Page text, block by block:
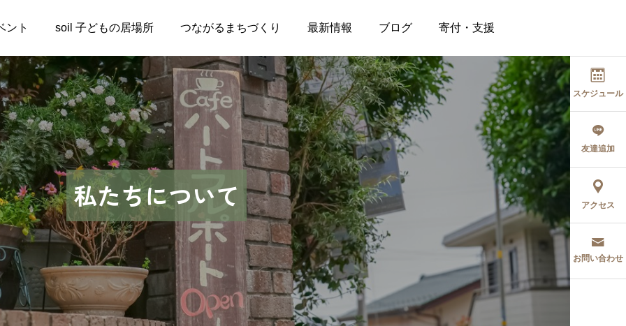
ント soil 子どもの居場所 つながるまちづくり 最新情報 ブログ 寄付・支援
スケジュール
友達追加
アクセス
お問い合わせ
私たちについて